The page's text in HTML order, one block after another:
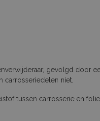
gevolgd door
carrosseriedelen niet.
tussen carrosserie en